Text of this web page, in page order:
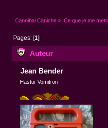
Cannibal Caniche » Ce que je me mets
Pages: [1]
Auteur
Jean Bender
Hastur Vomitron